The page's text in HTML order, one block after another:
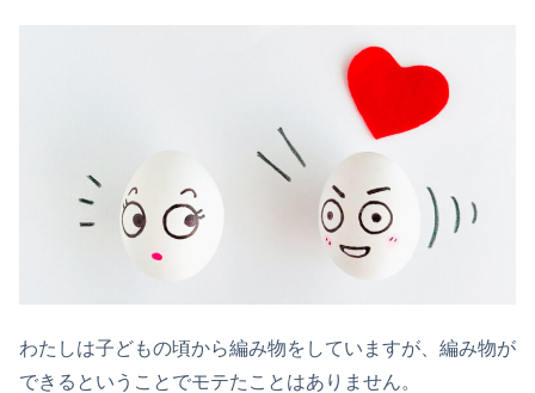
わたしは子どもの頃から編み物をしていますが、編み物が
できるということでモテたことはありません。